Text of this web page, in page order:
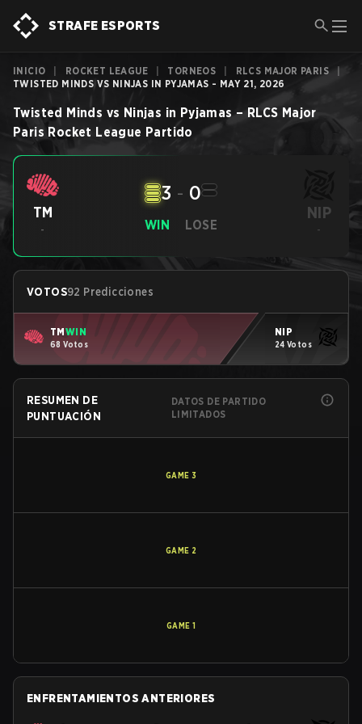
STRAFE ESPORTS
INICIO ROCKET LEAGUE TORNEOS RLCS MAJOR PARIS
TWISTED MINDS VS NINJAS IN PYJAMAS - MAY 21, 2026
Twisted Minds vs Ninjas in Pyjamas–RLCS Major
Paris Rocket League Partido
TM
- WIN
3 - 0
LOSE
NIP
-
VOTOS92 Predicciones
TMWIN
68 Votos
NIP
24 Votos
RESUMEN DE
PUNTUACIÓN
DATOS DE PARTIDO
LIMITADOS
GAME 3
GAME 2
GAME 1
ENFRENTAMIENTOS ANTERIORES